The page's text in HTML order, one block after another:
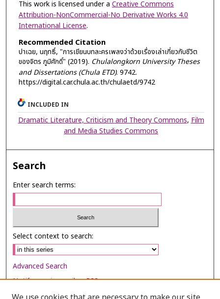
This work is licensed under a Creative Commons
Attribution-NonCommercial-No Derivative Works 4.0
International License.
Recommended Citation
ปาเฉย, นฤทธิ์, "การเขียนบทละครเพลงว่าด้วยเรื่องเล่าเกี่ยวกับชีวิต
ของจิตร ภูมิศักดิ์" (2019). Chulalongkorn University Theses
and Dissertations (Chula ETD). 9742.
https://digital.car.chula.ac.th/chulaetd/9742
INCLUDED IN
Dramatic Literature, Criticism and Theory Commons, Film
and Media Studies Commons
Search
Enter search terms:
Select context to search:
Advanced Search
Notify me via email orRSS